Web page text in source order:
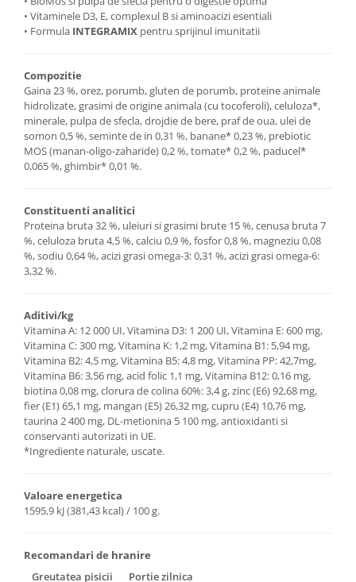
• Vitaminele D3, E, complexul B si aminoacizi esentiali
• Formula INTEGRAMIX pentru sprijinul imunitatii
Compozitie
Gaina 23 %, orez, porumb, gluten de porumb, proteine animale
hidrolizate, grasimi de origine animala (cu tocoferoli), celuloza*,
minerale, pulpa de sfecla, drojdie de bere, praf de oua, ulei de
somon 0,5 %, seminte de in 0,31 %, banane* 0,23 %, prebiotic
MOS (manan-oligo-zaharide) 0,2 %, tomate* 0,2 %, paducel*
0,065 %, ghimbir* 0,01 %.
Constituenti analitici
Proteina bruta 32 %, uleiuri si grasimi brute 15 %, cenusa bruta 7
%, celuloza bruta 4,5 %, calciu 0,9 %, fosfor 0,8 %, magneziu 0,08
%, sodiu 0,64 %, acizi grasi omega-3: 0,31 %, acizi grasi omega-6:
3,32 %.
Aditivi/kg
Vitamina A: 12 000 UI, Vitamina D3: 1 200 UI, Vitamina E: 600 mg,
Vitamina C: 300 mg, Vitamina K: 1,2 mg, Vitamina B1: 5,94 mg,
Vitamina B2: 4,5 mg, Vitamina B5: 4,8 mg, Vitamina PP: 42,7mg,
Vitamina B6: 3,56 mg, acid folic 1,1 mg, Vitamina B12: 0,16 mg,
biotina 0,08 mg, clorura de colina 60%: 3,4 g, zinc (E6) 92,68 mg,
fier (E1) 65,1 mg, mangan (E5) 26,32 mg, cupru (E4) 10,76 mg,
taurina 2 400 mg, DL-metionina 5 100 mg, antioxidanti si
conservanti autorizati in UE.
*Ingrediente naturale, uscate.
Valoare energetica
1595,9 kJ (381,43 kcal) / 100 g.
Recomandari de hranire
Greutatea pisicii
Portie zilnica